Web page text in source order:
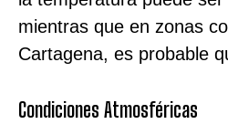
mientras que en zonas
Cartagena, es probable
Condiciones Atmosféricas